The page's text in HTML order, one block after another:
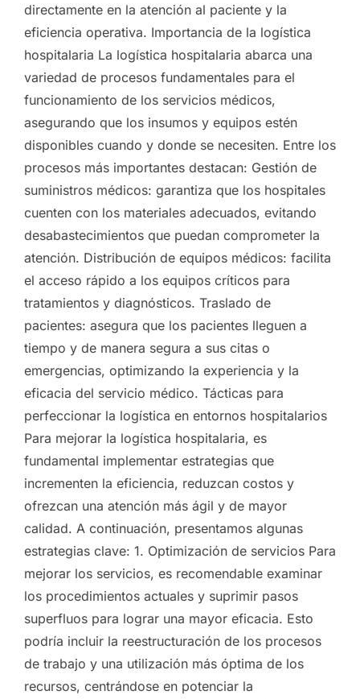
directamente en la atención al paciente y la
eficiencia operativa. Importancia de la logística
hospitalaria La logística hospitalaria abarca una
variedad de procesos fundamentales para el
funcionamiento de los servicios médicos,
asegurando que los insumos y equipos estén
disponibles cuando y donde se necesiten. Entre los
procesos más importantes destacan: Gestión de
suministros médicos: garantiza que los hospitales
cuenten con los materiales adecuados, evitando
desabastecimientos que puedan comprometer la
atención. Distribución de equipos médicos: facilita
el acceso rápido a los equipos críticos para
tratamientos y diagnósticos. Traslado de
pacientes: asegura que los pacientes lleguen a
tiempo y de manera segura a sus citas o
emergencias, optimizando la experiencia y la
eficacia del servicio médico. Tácticas para
perfeccionar la logística en entornos hospitalarios
Para mejorar la logística hospitalaria, es
fundamental implementar estrategias que
incrementen la eficiencia, reduzcan costos y
ofrezcan una atención más ágil y de mayor
calidad. A continuación, presentamos algunas
estrategias clave: 1. Optimización de servicios Para
mejorar los servicios, es recomendable examinar
los procedimientos actuales y suprimir pasos
superfluos para lograr una mayor eficacia. Esto
podría incluir la reestructuración de los procesos
de trabajo y una utilización más óptima de los
recursos, centrándose en potenciar la